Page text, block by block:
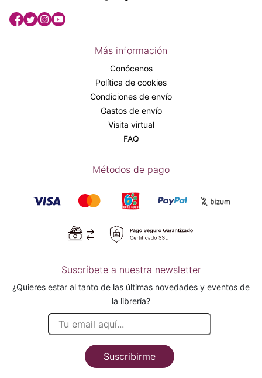
Más información
Conócenos
Política de cookies
Condiciones de envío
Gastos de envío
Visita virtual
FAQ
Métodos de pago
Suscríbete a nuestra newsletter
¿Quieres estar al tanto de las últimas novedades y eventos de
la librería?
Suscribirme